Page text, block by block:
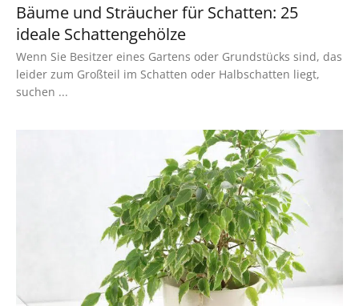
Bäume und Sträucher für Schatten: 25
ideale Schattengehölze
Wenn Sie Besitzer eines Gartens oder Grundstücks sind, das
leider zum Großteil im Schatten oder Halbschatten liegt,
suchen ...